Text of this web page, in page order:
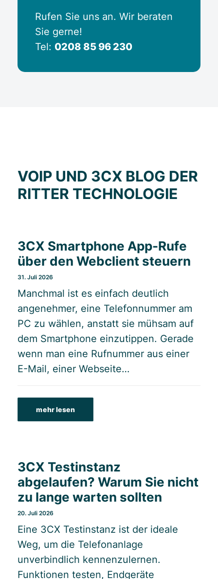
Rufen Sie uns an. Wir beraten
Sie gerne!
Tel: 0208 85 96 230
VOIP UND 3CX BLOG DER
RITTER TECHNOLOGIE
3CX Smartphone App-Rufe
über den Webclient steuern
31. Juli 2026
Manchmal ist es einfach deutlich
angenehmer, eine Telefonnummer am
PC zu wählen, anstatt sie mühsam auf
dem Smartphone einzutippen. Gerade
wenn man eine Rufnummer aus einer
E-Mail, einer Webseite…
mehr lesen
3CX Testinstanz
abgelaufen? Warum Sie nicht
zu lange warten sollten
20. Juli 2026
Eine 3CX Testinstanz ist der ideale
Weg, um die Telefonanlage
unverbindlich kennenzulernen.
Funktionen testen, Endgeräte